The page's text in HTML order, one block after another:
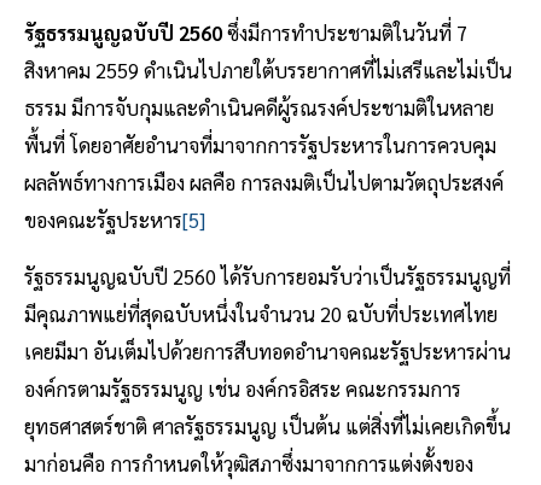
รัฐธรรมนูญฉบับปี 2560ซึ่งมีการทำประชามติในวันที่ 7
สิงหาคม 2559 ดำเนินไปภายใต้บรรยากาศที่ไม่เสรีและไม่เป็น
ธรรม มีการจับกุมและดำเนินคดีผู้รณรงค์ประชามติในหลาย
พื้นที่ โดยอาศัยอำนาจที่มาจากการรัฐประหารในการควบคุม
ผลลัพธ์ทางการเมือง ผลคือ การลงมติเป็นไปตามวัตถุประสงค์
ของคณะรัฐประหาร[5]
รัฐธรรมนูญฉบับปี 2560 ได้รับการยอมรับว่าเป็นรัฐธรรมนูญที่
มีคุณภาพแย่ที่สุดฉบับหนึ่งในจำนวน 20 ฉบับที่ประเทศไทย
เคยมีมา อันเต็มไปด้วยการสืบทอดอำนาจคณะรัฐประหารผ่าน
องค์กรตามรัฐธรรมนูญ เช่น องค์กรอิสระ คณะกรรมการ
ยุทธศาสตร์ชาติ ศาลรัฐธรรมนูญ เป็นต้น แต่สิ่งที่ไม่เคยเกิดขึ้น
มาก่อนคือ การกำหนดให้วุฒิสภาซึ่งมาจากการแต่งตั้งของ